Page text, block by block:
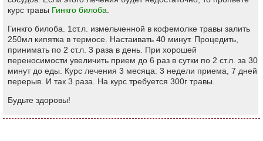
курс травы Гинкго билоба
Гинкго билоба. 1ст.л. измельченной в кофемолке травы залить
250мл кипятка в термосе. Настаивать 40 минут. Процедить,
принимать по 2 ст.л. 3 раза в день. При хорошей
переносимости увеличить прием до 6 раз в сутки по 2 ст.л. за 30
минут до еды. Курс лечения 3 месяца: 3 недели приема, 7 дней
перерыв. И так 3 раза. На курс требуется 300г травы.
Будьте здоровы!